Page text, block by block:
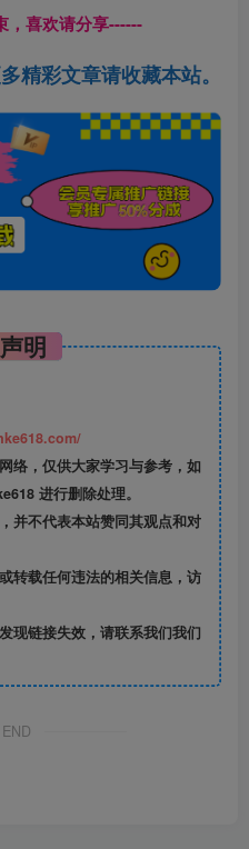
，喜欢请分享------
精彩文章请收藏本站。
明
络，仅供大家学习与参考，如
进行删除处理。
并不代表本站赞同其观点和对
转载任何违法的相关信息，访
现链接失效，请联系我们我们